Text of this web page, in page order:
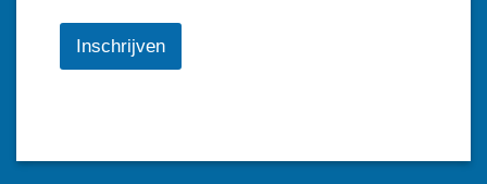
Inschrijven